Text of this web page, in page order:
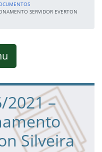
SERVIDOR EVERTON
2021 –
Silveira